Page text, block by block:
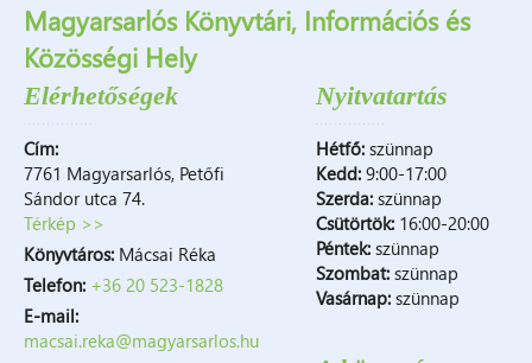
Magyarsarlós Könyvtári, Információs és
Közösségi Hely
Elérhetőségek
Cím:
7761 Magyarsarlós, Petőfi
Sándor utca 74.
Térkép >>
Könyvtáros: Mácsai Réka
Telefon: +36 20 523-1828
E-mail:
macsai.reka@magyarsarlos.hu
Nyitvatartás
Hétfő: szünnap
Kedd: 9:00-17:00
Szerda: szünnap
Csütörtök: 16:00-20:00
Péntek:szünnap
Szombat: szünnap
Vasárnap: szünnap